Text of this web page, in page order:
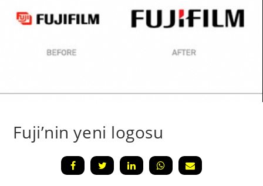
Fuji’nin yeni logosu